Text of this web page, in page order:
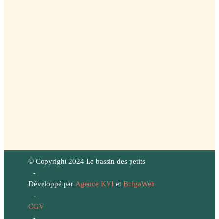
© Copyright 2024 Le bassin des petits
-
Développé par Agence KVIet BulgaWeb
-
CGV
-